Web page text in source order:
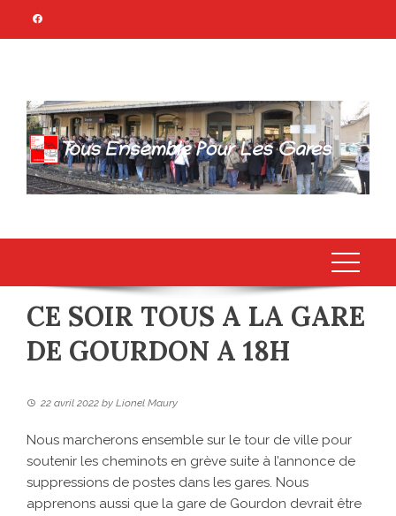
TOUS ENSEMBLE
POUR LES GARES
Association Citoyenne
CE SOIR TOUS A LA GARE
DE GOURDON A 18H
22 avril 2022 by Lionel Maury
Nous marcherons ensemble sur le tour de ville pour
soutenir les cheminots en grève suite à l’annonce de
suppressions de postes dans les gares. Nous
apprenons aussi que la gare de Gourdon devrait être